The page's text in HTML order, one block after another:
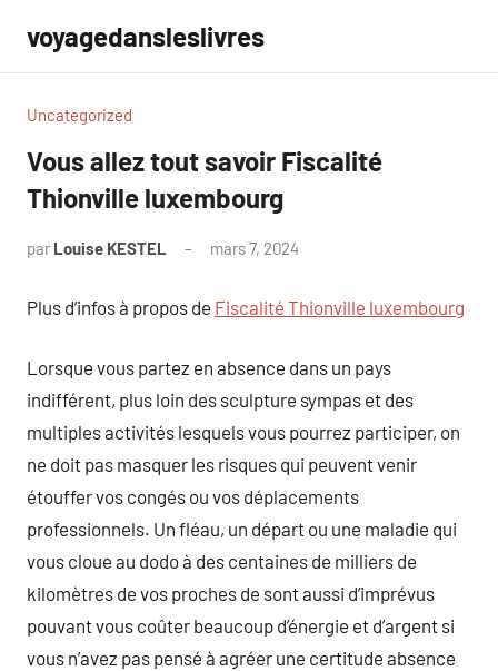
contenu
voyagedansleslivres
Uncategorized
Vous allez tout savoir Fiscalité
Thionville luxembourg
par Louise KESTEL mars 7, 2024
Plus d’infos à propos de Fiscalité Thionville luxembourg
Lorsque vous partez en absence dans un pays
indifférent, plus loin des sculpture sympas et des
multiples activités lesquels vous pourrez participer, on
ne doit pas masquer les risques qui peuvent venir
étouffer vos congés ou vos déplacements
professionnels. Un fléau, un départ ou une maladie qui
vous cloue au dodo à des centaines de milliers de
kilomètres de vos proches de sont aussi d’imprévus
pouvant vous coûter beaucoup d’énergie et d’argent si
vous n’avez pas pensé à agréer une certitude absence